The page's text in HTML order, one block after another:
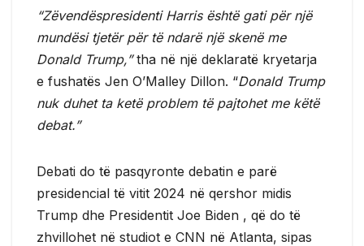
“Zëvendëspresidenti Harris është gati për një
mundësi tjetër për të ndarë një skenë me
Donald Trump,”tha në një deklaratë kryetarja
e fushatës Jen O’Malley Dillon. “Donald Trump
nuk duhet ta ketë problem të pajtohet me këtë
debat.”
Debati do të pasqyronte debatin e parë
presidencial të vitit 2024 në qershor midis
Trump dhe Presidentit Joe Biden , që do të
zhvillohet në studiot e CNN në Atlanta, sipas